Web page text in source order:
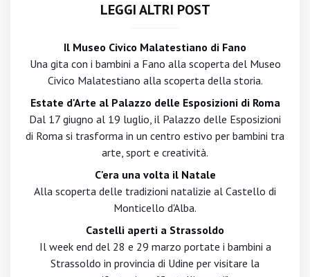
LEGGI ALTRI POST
Il Museo Civico Malatestiano di Fano
Una gita con i bambini a Fano alla scoperta del Museo
Civico Malatestiano alla scoperta della storia.
Estate d'Arte al Palazzo delle Esposizioni di Roma
Dal 17 giugno al 19 luglio, il Palazzo delle Esposizioni
di Roma si trasforma in un centro estivo per bambini tra
arte, sport e creatività.
C'era una volta il Natale
Alla scoperta delle tradizioni natalizie al Castello di
Monticello d'Alba.
Castelli aperti a Strassoldo
Il week end del 28 e 29 marzo portate i bambini a
Strassoldo in provincia di Udine per visitare la